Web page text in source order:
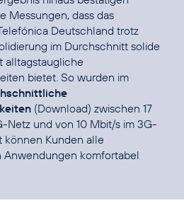
Messungen, dass das
Deutschland trotz
im Durchschnitt solide
alltagstaugliche
bietet. So wurden im
(Download) zwischen 17
Netz und von 10 Mbit/s im 3G-
können Kunden alle
komfortabel